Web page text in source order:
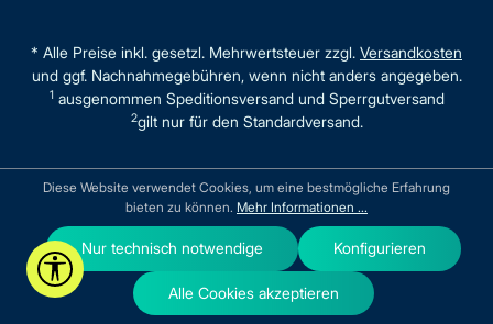
* Alle Preise inkl. gesetzl. Mehrwertsteuer zzgl. Versandkosten
und ggf. Nachnahmegebühren, wenn nicht anders angegeben.
1ausgenommen Speditionsversand und Sperrgutversand
2gilt nur für den Standardversand.
Werkzeugleiste anzeigen
Diese Website verwendet Cookies, um eine bestmögliche Erfahrung
bieten zu können. Mehr Informationen ...
Nur technisch notwendige Konfigurieren
Alle Cookies akzeptieren